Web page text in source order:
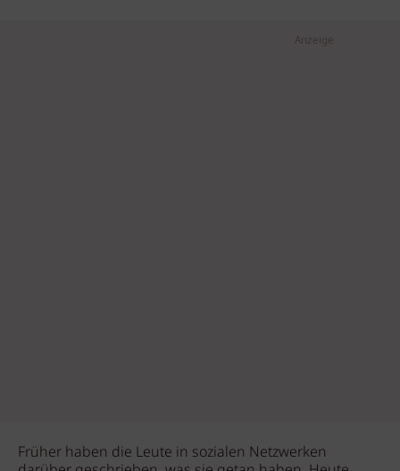
Anzeige
Früher haben die Leute in sozialen Netzwerken